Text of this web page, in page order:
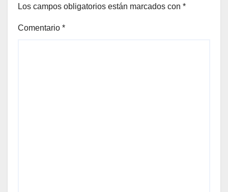
Los campos obligatorios están marcados con *
Comentario *